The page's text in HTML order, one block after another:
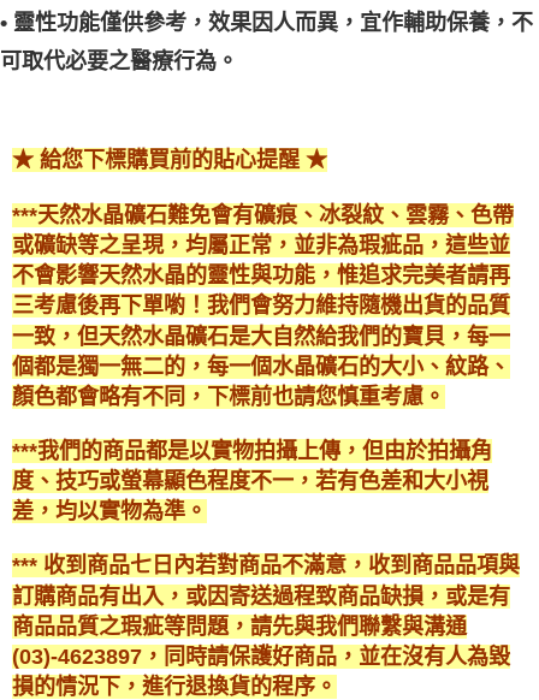
• 靈性功能僅供參考，效果因人而異，宜作輔助保養，不
可取代必要之醫療行為。
★ 給您下標購買前的貼心提醒 ★
***天然水晶礦石難免會有礦痕、冰裂紋、雲霧、色帶
或礦缺等之呈現，均屬正常，並非為瑕疵品，這些並
不會影響天然水晶的靈性與功能，惟追求完美者請再
三考慮後再下單喲！我們會努力維持隨機出貨的品質
一致，但天然水晶礦石是大自然給我們的寶貝，每一
個都是獨一無二的，每一個水晶礦石的大小、紋路、
顏色都會略有不同，下標前也請您慎重考慮。
***我們的商品都是以實物拍攝上傳，但由於拍攝角
度、技巧或螢幕顯色程度不一，若有色差和大小視
差，均以實物為準。
*** 收到商品七日內若對商品不滿意，收到商品品項與
訂購商品有出入，或因寄送過程致商品缺損，或是有
商品品質之瑕疵等問題，請先與我們聯繫與溝通
(03)-4623897，同時請保護好商品，並在沒有人為毀
損的情況下，進行退換貨的程序。